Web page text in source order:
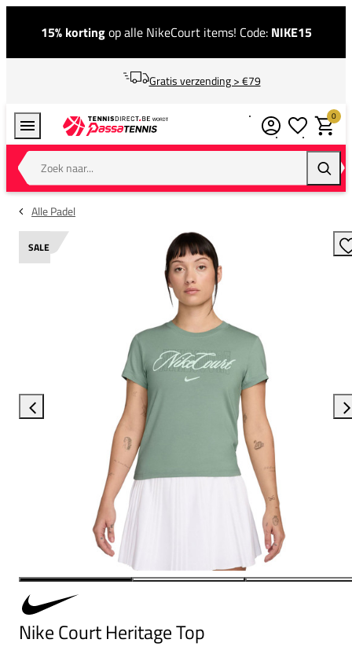
15% kortingop alle NikeCourt items! Code: NIKE15
Gratis verzending > €79
Zoek naar...
0
Alle Padel
SALE
Nike Court Heritage Top